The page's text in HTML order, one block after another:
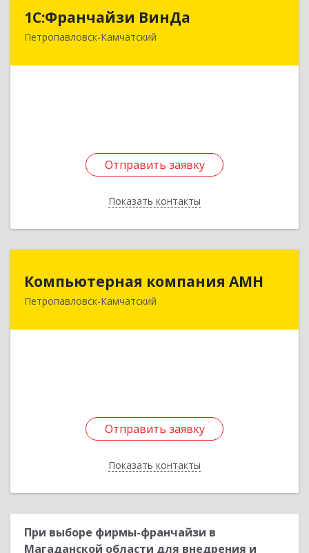
1С:Франчайзи ВинДа
Петропавловск-Камчатский
Отправить заявку
Показать контакты
683001, Камчатский край, Петропавловск-
Отправить заявку
Назад
Компьютерная компания АМН
Петропавловск-Камчатский
Отправить заявку
Показать контакты
683024, Камчатский край, Петропавловск-
Отправить заявку
Назад
При выборе фирмы-франчайзи в
Магаданской области для внедрения и